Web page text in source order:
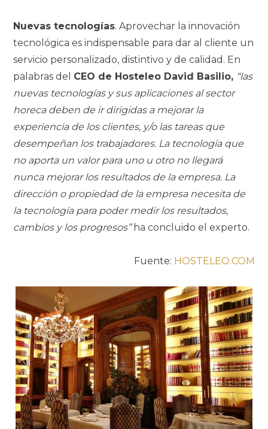
Nuevas tecnologías. Aprovechar la innovación
tecnológica es indispensable para dar al cliente un
servicio personalizado, distintivo y de calidad. En
palabras del CEO de Hosteleo David Basilio, “las
nuevas tecnologías y sus aplicaciones al sector
horeca deben de ir dirigidas a mejorar la
experiencia de los clientes, y/o las tareas que
desempeñan los trabajadores. La tecnología que
no aporta un valor para uno u otro no llegará
nunca mejorar los resultados de la empresa. La
dirección o propiedad de la empresa necesita de
la tecnología para poder medir los resultados,
cambios y los progresos” ha concluido el experto.
Fuente: HOSTELEO.COM